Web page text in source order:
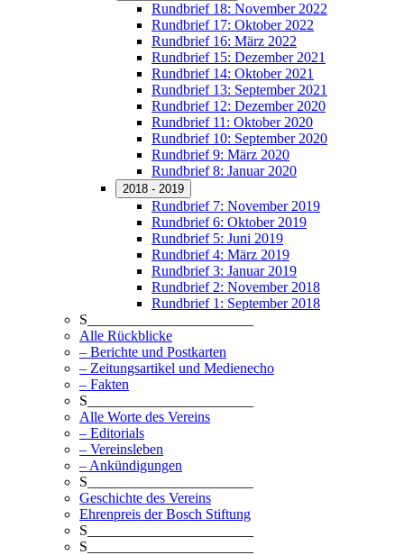
Rundbrief 18: November 2022
Rundbrief 17: Oktober 2022
Rundbrief 16: März 2022
Rundbrief 15: Dezember 2021
Rundbrief 14: Oktober 2021
Rundbrief 13: September 2021
Rundbrief 12: Dezember 2020
Rundbrief 11: Oktober 2020
Rundbrief 10: September 2020
Rundbrief 9: März 2020
Rundbrief 8: Januar 2020
2018 - 2019
Rundbrief 7: November 2019
Rundbrief 6: Oktober 2019
Rundbrief 5: Juni 2019
Rundbrief 4: März 2019
Rundbrief 3: Januar 2019
Rundbrief 2: November 2018
Rundbrief 1: September 2018
S_______________________
Alle Rückblicke
– Berichte und Postkarten
– Zeitungsartikel und Medienecho
– Fakten
S_______________________
Alle Worte des Vereins
– Editorials
– Vereinsleben
– Ankündigungen
S_______________________
Geschichte des Vereins
Ehrenpreis der Bosch Stiftung
S_______________________
S_______________________